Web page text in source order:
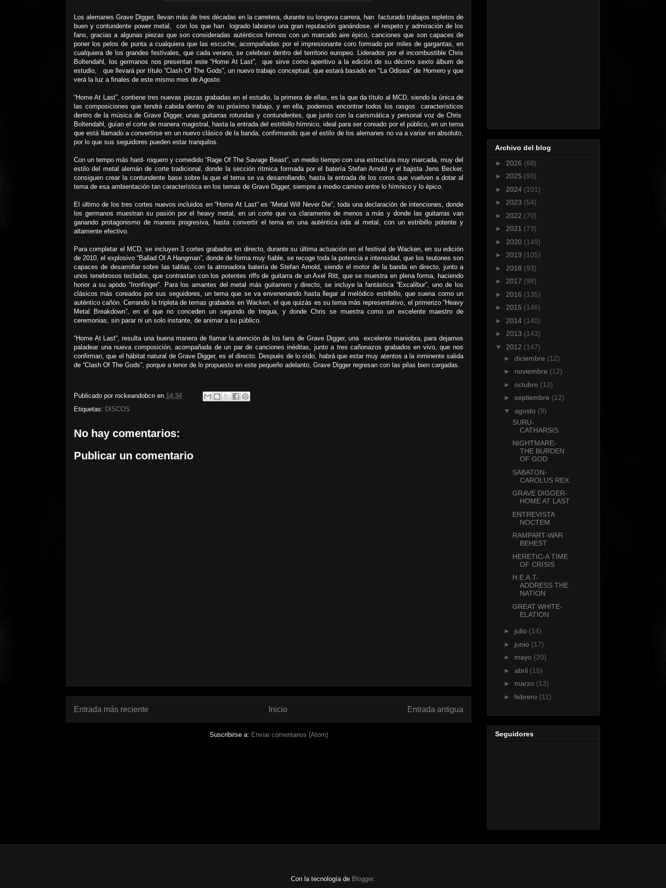
Los alemanes Grave Digger, llevan más de tres décadas en la carretera, durante su longeva carrera, han facturado trabajos repletos de
buen y contundente power metal, con los que han logrado labrarse una gran reputación ganándose, el respeto y admiración de los
fans, gracias a algunas piezas que son consideradas auténticos himnos con un marcado aire épico, canciones que son capaces de
poner los pelos de punta a cualquiera que las escuche, acompañadas por el impresionante coro formado por miles de gargantas, en
cualquiera de los grandes festivales, que cada verano, se celebran dentro del territorio europeo. Liderados por el incombustible Chris
Boltendahl, los germanos nos presentan este “Home At Last”, que sirve como aperitivo a la edición de su décimo sexto álbum de
estudio, que llevará por título “Clash Of The Gods”, un nuevo trabajo conceptual, que estará basado en "La Odisea" de Homero y que
verá la luz a finales de este mismo mes de Agosto.
“Home At Last”, contiene tres nuevas piezas grabadas en el estudio, la primera de ellas, es la que da título al MCD, siendo la única de
las composiciones que tendrá cabida dentro de su próximo trabajo, y en ella, podemos encontrar todos los rasgos característicos
dentro de la música de Grave Digger, unas guitarras rotundas y contundentes, que junto con la carismática y personal voz de Chris
Boltendahl, guían el corte de manera magistral, hasta la entrada del estribillo hímnico, ideal para ser coreado por el público, en un tema
que está llamado a convertirse en un nuevo clásico de la banda, confirmando que el estilo de los alemanes no va a variar en absoluto,
por lo que sus seguidores pueden estar tranquilos.
Con un tempo más hard- roquero y comedido “Rage Of The Savage Beast”, un medio tiempo con una estructura muy marcada, muy del
estilo del metal alemán de corte tradicional, donde la sección rítmica formada por el batería Stefan Arnold y el bajista Jens Becker,
consiguen crear la contundente base sobre la que el tema se va desarrollando, hasta la entrada de los coros que vuelven a dotar al
tema de esa ambientación tan característica en los temas de Grave Digger, siempre a medio camino entre lo hímnico y lo épico.
El último de los tres cortes nuevos incluidos en “Home At Last” es “Metal Will Never Die”, toda una declaración de intenciones, donde
los germanos muestran su pasión por el heavy metal, en un corte que va claramente de menos a más y donde las guitarras van
ganando protagonismo de manera progresiva, hasta convertir el tema en una auténtica oda al metal, con un estribillo potente y
altamente efectivo.
Para completar el MCD, se incluyen 3 cortes grabados en directo, durante su última actuación en el festival de Wacken, en su edición
de 2010, el explosivo “Ballad Of A Hangman”, donde de forma muy fiable, se recoge toda la potencia e intensidad, que los teutones son
capaces de desarrollar sobre las tablas, con la atronadora batería de Stefan Arnold, siendo el motor de la banda en directo, junto a
unos tenebrosos teclados, que contrastan con los potentes riffs de guitarra de un Axel Ritt, que se muestra en plena forma, haciendo
honor a su apodo “Ironfinger”. Para los amantes del metal más guitarrero y directo, se incluye la fantástica “Excalibur”, uno de los
clásicos más coreados por sus seguidores, un tema que se va envenenando hasta llegar al melódico estribillo, que suena como un
auténtico cañón. Cerrando la tripleta de temas grabados en Wacken, el que quizás es su tema más representativo, el primerizo “Heavy
Metal Breakdown”, en el que no conceden un segundo de tregua, y donde Chris se muestra como un excelente maestro de
ceremonias, sin parar ni un solo instante, de animar a su público.
“Home At Last”, resulta una buena manera de llamar la atención de los fans de Grave Digger, una excelente maniobra, para dejarnos
paladear una nueva composición, acompañada de un par de canciones inéditas, junto a tres cañonazos grabados en vivo, que nos
confirman, que el hábitat natural de Grave Digger, es el directo. Después de lo oído, habrá que estar muy atentos a la inminente salida
de “Clash Of The Gods”, porque a tenor de lo propuesto en este pequeño adelanto, Grave Digger regresan con las pilas bien cargadas.
Publicado por rockeandobcn en 14:34
Etiquetas: DISCOS
No hay comentarios:
Publicar un comentario
Entrada más reciente Entrada antigua
Inicio
Suscribirse a: Enviar comentarios (Atom)
Archivo del blog
► 2026 (68)
► 2025 (93)
► 2024 (101)
► 2023 (54)
► 2022 (70)
► 2021 (73)
► 2020 (149)
► 2019 (105)
► 2018 (93)
► 2017 (98)
► 2016 (135)
► 2015 (146)
► 2014 (140)
► 2013 (143)
▼ 2012 (147)
► diciembre (12)
► noviembre (12)
► octubre (12)
► septiembre (12)
▼ agosto (9)
SURU-
CATHARSIS
NIGHTMARE-
THE BURDEN
OF GOD
SABATON-
CAROLUS REX
GRAVE DIGGER-
HOME AT LAST
ENTREVISTA
NOCTEM
RAMPART-WAR
BEHEST
HERETIC-A TIME
OF CRISIS
H.E.A.T-
ADDRESS THE
NATION
GREAT WHITE-
ELATION
► julio (14)
► junio (17)
► mayo (20)
► abril (15)
► marzo (13)
► febrero (11)
Seguidores
Con la tecnología de Blogger.